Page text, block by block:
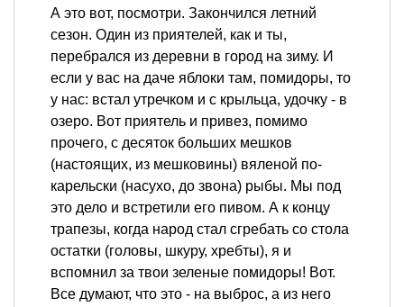
А это вот, посмотри. Закончился летний
сезон. Один из приятелей, как и ты,
перебрался из деревни в город на зиму. И
если у вас на даче яблоки там, помидоры, то
у нас: встал утречком и с крыльца, удочку - в
озеро. Вот приятель и привез, помимо
прочего, с десяток больших мешков
(настоящих, из мешковины) вяленой по-
карельски (насухо, до звона) рыбы. Мы под
это дело и встретили его пивом. А к концу
трапезы, когда народ стал сгребать со стола
остатки (головы, шкуру, хребты), я и
вспомнил за твои зеленые помидоры! Вот.
Все думают, что это - на выброс, а из него